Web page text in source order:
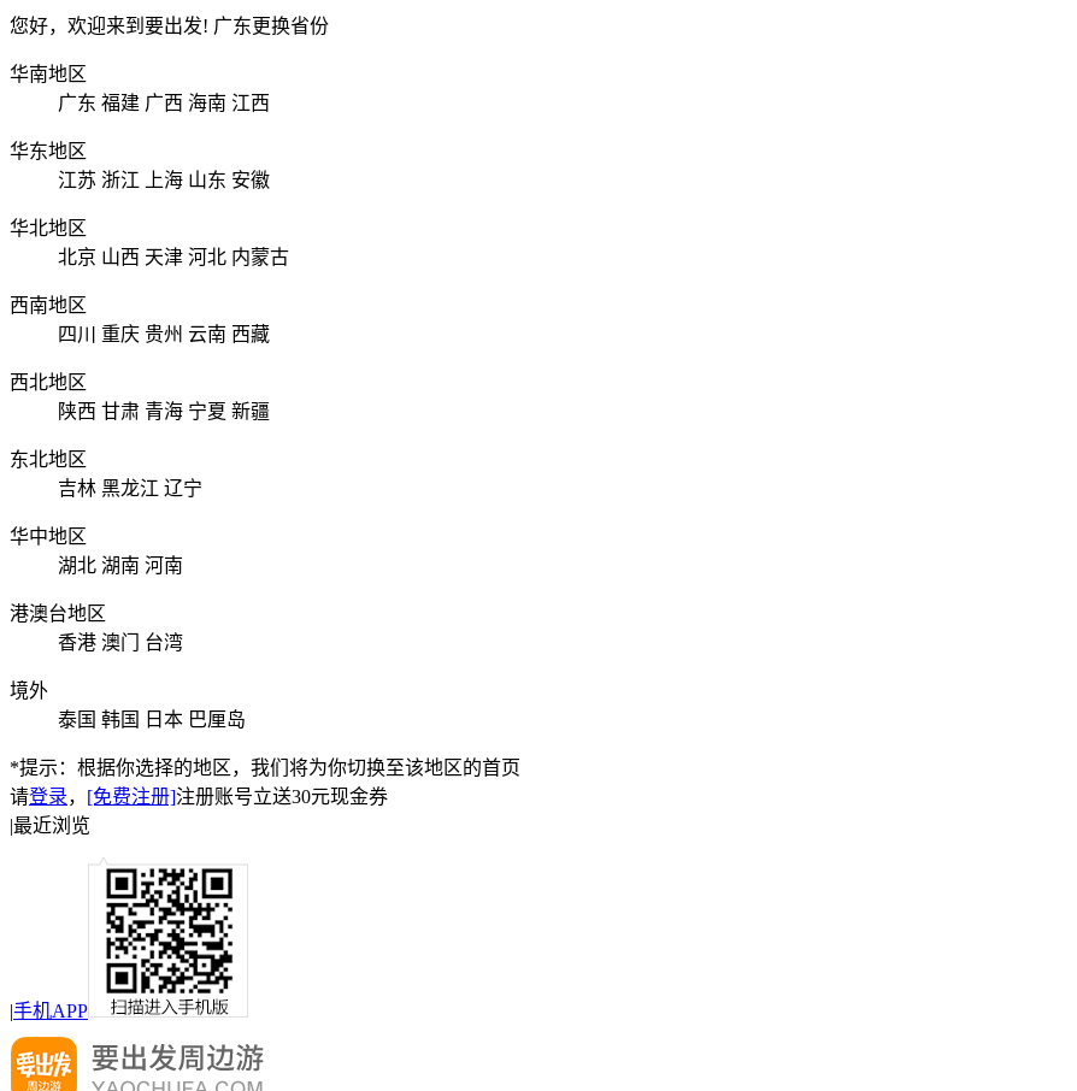
您好，欢迎来到要出发! 广东更换省份
华南地区
广东 福建 广西 海南 江西
华东地区
江苏 浙江 上海 山东 安徽
华北地区
北京 山西 天津 河北 内蒙古
西南地区
四川
重庆 贵州 云南 西藏
西北地区
陕西 甘肃 青海 宁夏 新疆
东北地区
吉林 黑龙江 辽宁
华中地区
湖北 湖南 河南
港澳台地区
香港 澳门 台湾
境外
泰国 韩国 日本 巴厘岛
*提示：根据你选择的地区，我们将为你切换至该地区的首页
请登录， [免费注册]注册账号立送30元现金券
|最近浏览
|手机APP